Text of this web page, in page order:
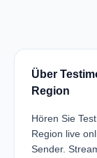
Über
Region
Hören Sie
Region live
Sender.